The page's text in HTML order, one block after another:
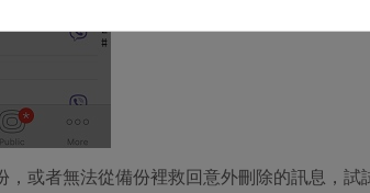
或者無法從備份裡救回意外刪除的訊息，試